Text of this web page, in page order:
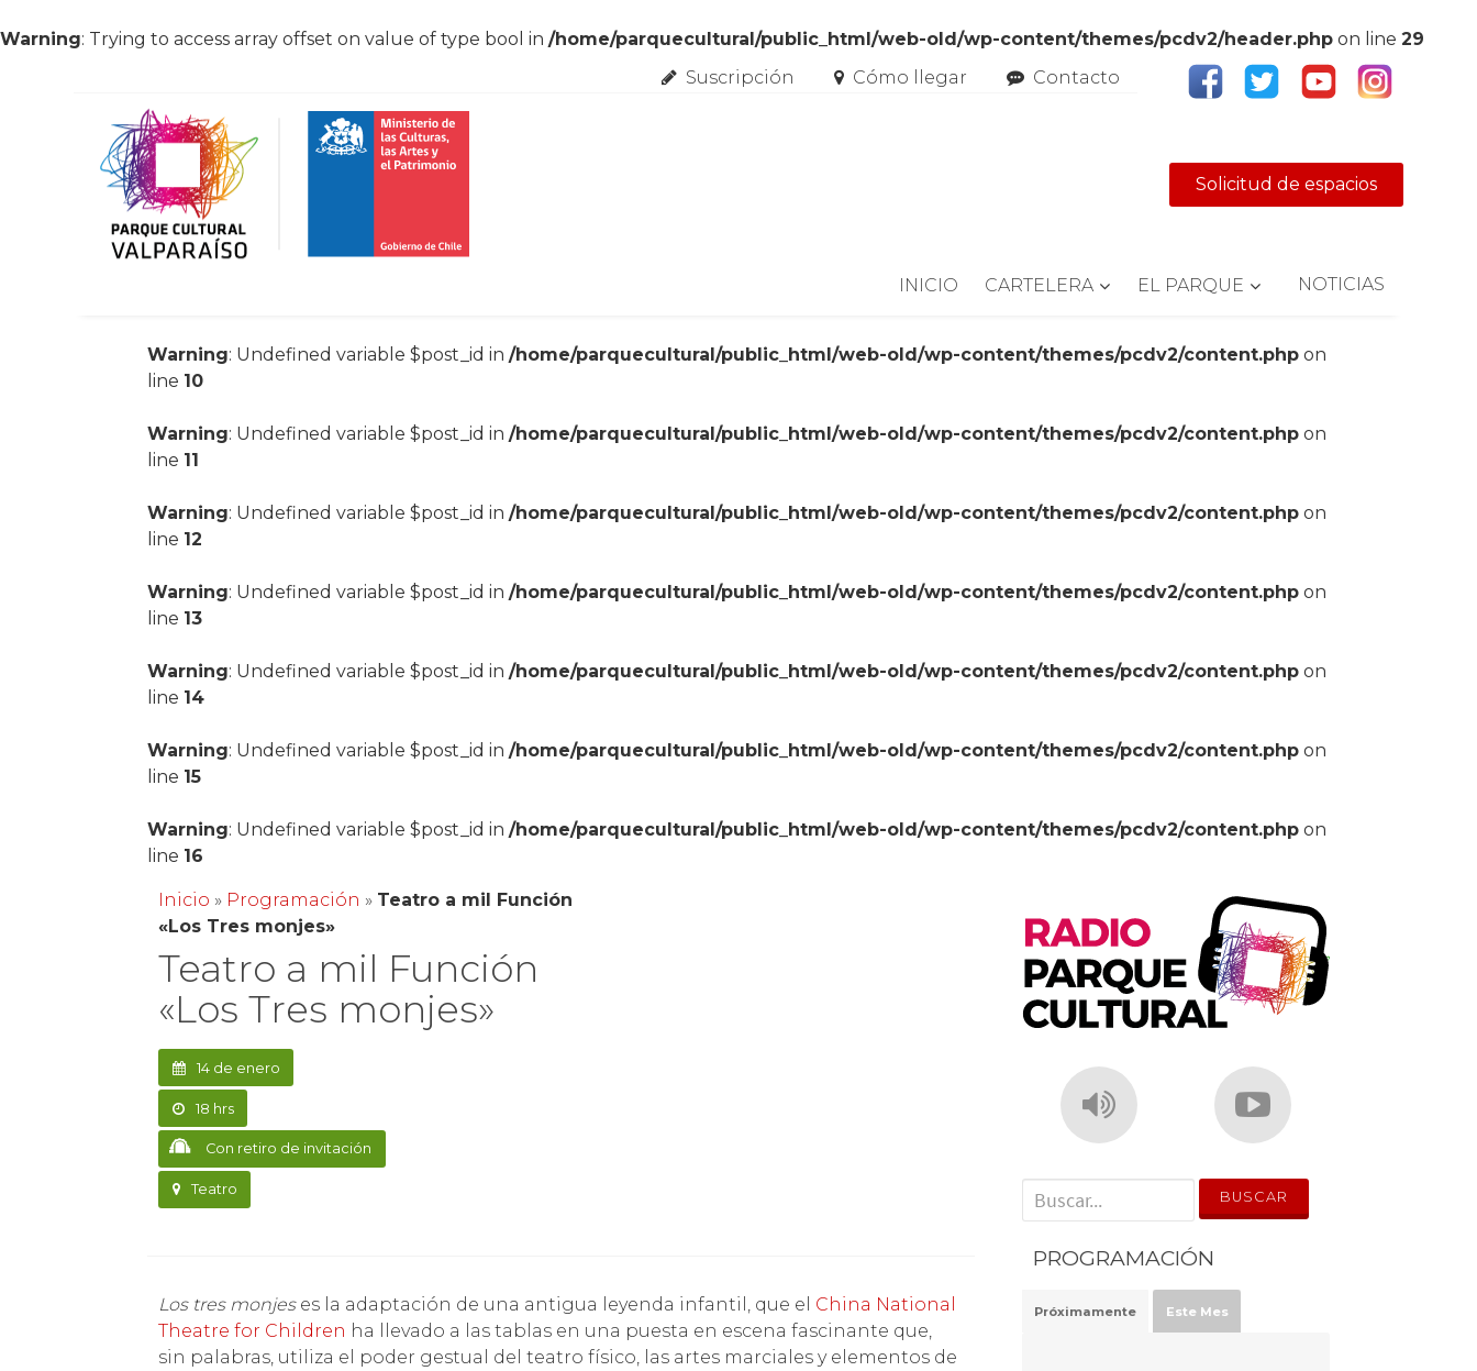
Warning: Trying to access array offset on value of type bool in /home/parquecultural/public_html/web-old/wp-content/themes/pcdv2/header.php on line 29
Suscripción
Cómo llegar Contacto
Solicitud de espacios
INICIO CARTELERA EL PARQUE NOTICIAS
Warning: Undefined variable $post_id in/home/parquecultural/public_html/web-old/wp-content/themes/pcdv2/content.php on
line 10
Warning: Undefined variable $post_id in/home/parquecultural/public_html/web-old/wp-content/themes/pcdv2/content.php on
line 11
Warning: Undefined variable $post_id in/home/parquecultural/public_html/web-old/wp-content/themes/pcdv2/content.php on
line 12
Warning: Undefined variable $post_id in/home/parquecultural/public_html/web-old/wp-content/themes/pcdv2/content.php on
line 13
Warning: Undefined variable $post_id in/home/parquecultural/public_html/web-old/wp-content/themes/pcdv2/content.php on
line 14
Warning: Undefined variable $post_id in/home/parquecultural/public_html/web-old/wp-content/themes/pcdv2/content.php on
line 15
Warning: Undefined variable $post_id in/home/parquecultural/public_html/web-old/wp-content/themes/pcdv2/content.php on
line 16
Inicio » Programación » Teatro a mil Función
«Los Tres monjes»
Teatro a mil Función
«Los Tres monjes»
14 de enero
18 hrs
Con retiro de invitación
Teatro
Los tres monjeses la adaptación de una antigua leyenda infantil, que el China National
Theatre for Children ha llevado a las tablas en una puesta en escena fascinante que,
sin palabras, utiliza el poder gestual del teatro físico, las artes marciales y elementos de
' . __('Search for:') . '
PROGRAMACIÓN
Próximamente Este Mes